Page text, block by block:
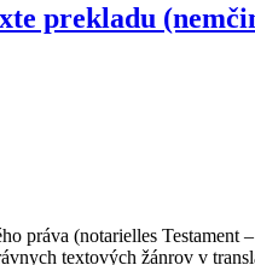
prekladu
práva (notarielles
textových žánrov v